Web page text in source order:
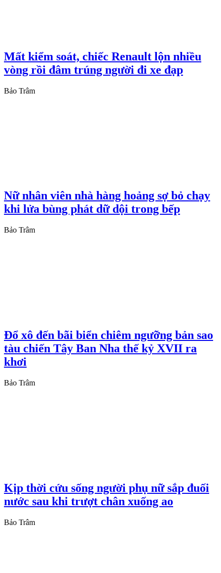
Mất kiểm soát, chiếc Renault lộn nhiều
vòng rồi đâm trúng người đi xe đạp
Bảo Trâm
Nữ nhân viên nhà hàng hoảng sợ bỏ chạy
khi lửa bùng phát dữ dội trong bếp
Bảo Trâm
Đổ xô đến bãi biển chiêm ngưỡng bản sao
tàu chiến Tây Ban Nha thế kỷ XVII ra
khơi
Bảo Trâm
Kịp thời cứu sống người phụ nữ sắp đuối
nước sau khi trượt chân xuống ao
Bảo Trâm